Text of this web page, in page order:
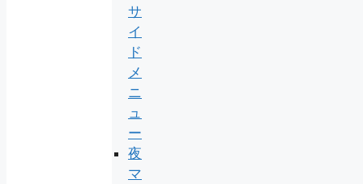
サ
イ
ド
メ
ニ
ュ
ー
夜
マ